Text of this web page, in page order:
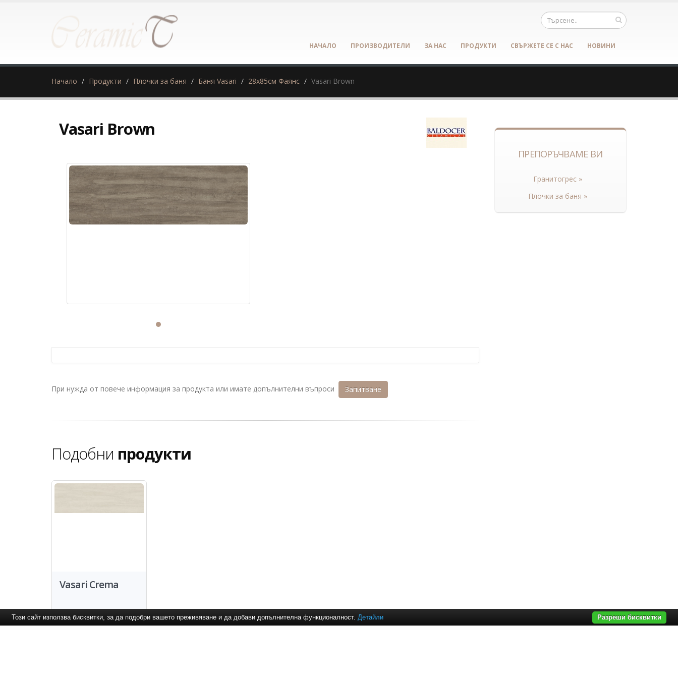
НАЧАЛО ПРОИЗВОДИТЕЛИ ЗА НАС ПРОДУКТИ СВЪРЖЕТЕ СЕ С НАС НОВИНИ
Начало Продукти Плочки за баня Баня Vasari 28х85см Фаянс Vasari Brown
Vasari Brown
При нужда от повече информация за продукта или имате допълнителни въпроси Запитване
Подобни продукти
Vasari Crema
ПРЕПОРЪЧВАМЕ ВИ
Гранитогрес »
Плочки за баня »
Този сайт използва бисквитки, за да подобри вашето преживяване и да добави допълнителна функционалност. Детайли Разреши бисквитки